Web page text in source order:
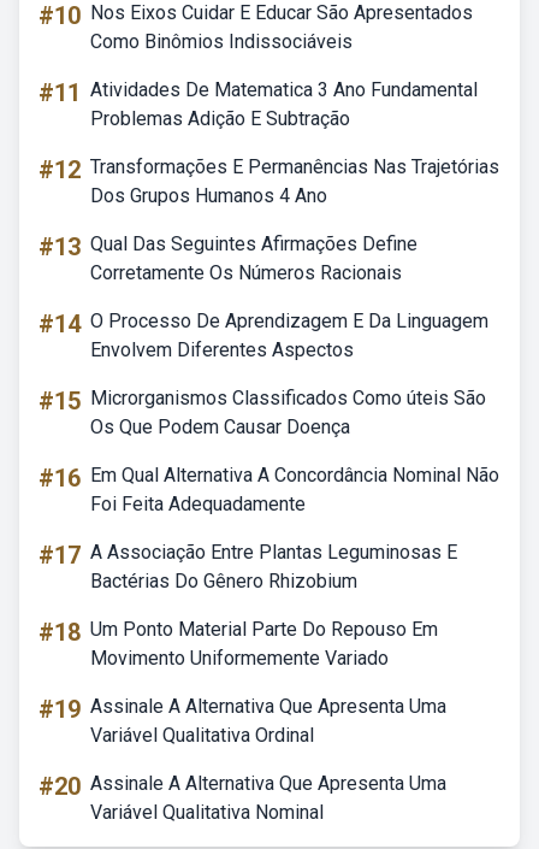
#10 Nos Eixos Cuidar E Educar São Apresentados
Como Binômios Indissociáveis
#11 Atividades De Matematica 3 Ano Fundamental
Problemas Adição E Subtração
#12 Transformações E Permanências Nas Trajetórias
Dos Grupos Humanos 4 Ano
#13 Qual Das Seguintes Afirmações Define
Corretamente Os Números Racionais
#14 O Processo De Aprendizagem E Da Linguagem
Envolvem Diferentes Aspectos
#15 Microrganismos Classificados Como úteis São
Os Que Podem Causar Doença
#16 Em Qual Alternativa A Concordância Nominal Não
Foi Feita Adequadamente
#17 A Associação Entre Plantas Leguminosas E
Bactérias Do Gênero Rhizobium
#18 Um Ponto Material Parte Do Repouso Em
Movimento Uniformemente Variado
#19 Assinale A Alternativa Que Apresenta Uma
Variável Qualitativa Ordinal
#20 Assinale A Alternativa Que Apresenta Uma
Variável Qualitativa Nominal